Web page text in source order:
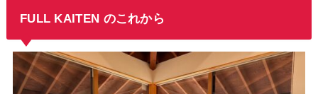
FULL KAITEN のこれから